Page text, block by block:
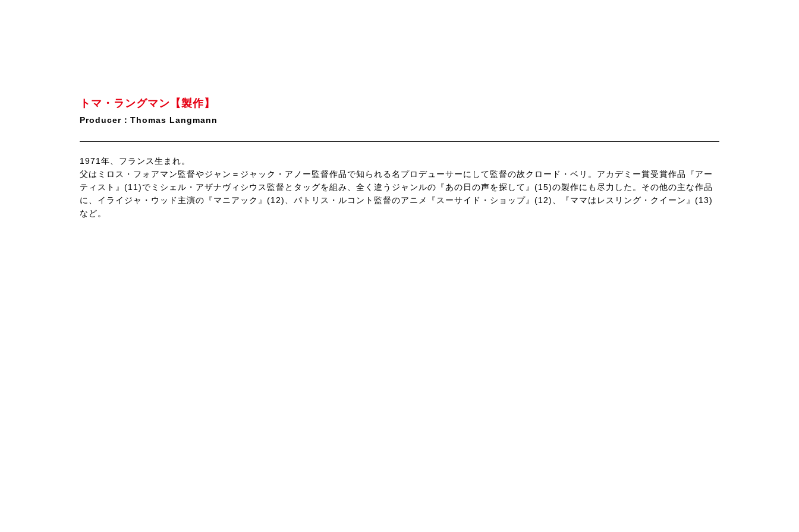
トマ・ラングマン【製作】
Producer：Thomas Langmann
1971年、フランス生まれ。
父はミロス・フォアマン監督やジャン＝ジャック・アノー監督作品で知られる名プロデューサーにして監督の故クロード・ベリ。アカデミー賞受賞作品『アー
ティスト』(11)でミシェル・アザナヴィシウス監督とタッグを組み、全く違うジャンルの『あの日の声を探して』(15)の製作にも尽力した。その他の主な作品
に、イライジャ・ウッド主演の『マニアック』(12)、パトリス・ルコント監督のアニメ『スーサイド・ショップ』(12)、『ママはレスリング・クイーン』(13)
など。